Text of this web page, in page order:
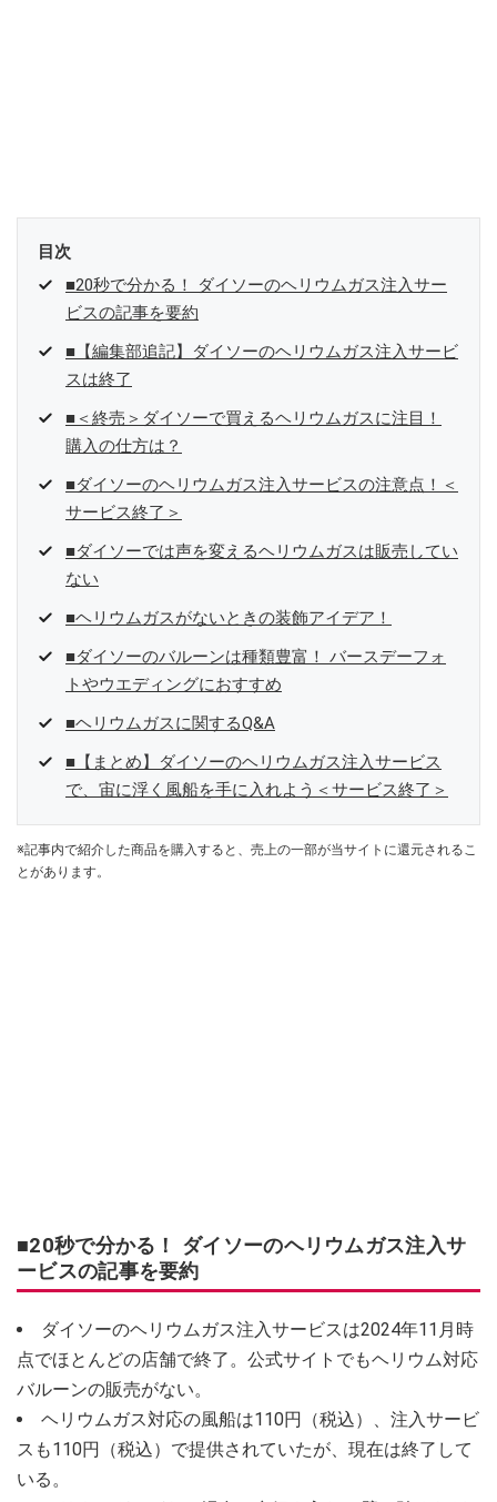
目次
■20秒で分かる！ ダイソーのヘリウムガス注入サー
ビスの記事を要約
■【編集部追記】ダイソーのヘリウムガス注入サービ
スは終了
■＜終売＞ダイソーで買えるヘリウムガスに注目！
購入の仕方は？
■ダイソーのヘリウムガス注入サービスの注意点！＜
サービス終了＞
■ダイソーでは声を変えるヘリウムガスは販売してい
ない
■ヘリウムガスがないときの装飾アイデア！
■ダイソーのバルーンは種類豊富！ バースデーフォ
トやウエディングにおすすめ
■ヘリウムガスに関するQ&A
■【まとめ】ダイソーのヘリウムガス注入サービス
で、宙に浮く風船を手に入れよう＜サービス終了＞
※記事内で紹介した商品を購入すると、売上の一部が当サイトに還元されるこ
とがあります。
■20秒で分かる！ ダイソーのヘリウムガス注入サ
ービスの記事を要約
ダイソーのヘリウムガス注入サービスは2024年11月時
点でほとんどの店舗で終了。公式サイトでもヘリウム対応
バルーンの販売がない。
ヘリウムガス対応の風船は110円（税込）、注入サービ
スも110円（税込）で提供されていたが、現在は終了して
いる。